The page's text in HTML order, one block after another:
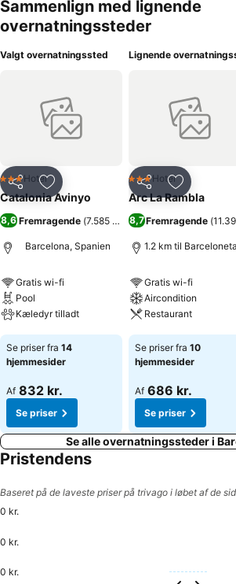
Sammenlign med lignende
overnatningssteder
Valgt overnatningssted
Del Føj til favoritter
3 Stjerner
Hotel
Catalonia Avinyo
8,6 Fremragende (7.585 bedømmelser)
Barcelona, Spanien
Gratis wi-fi
Pool
Kæledyr tilladt
Se priser
Se priser fra 14
hjemmesider
Af 832 kr.
Se priser
Lignende
Del Føj til
3 Stjerner
Hotel
Arc La Rambla
8,7Fremragende (
1.2 km til Barceloneta
Gratis wi-fi
Aircondition
Restaurant
Se priser
Se priser fra 10
hjemmesider
Af 686 kr.
Se priser
Se alle overnatningssteder i
Pristendens
Baseret på de laveste priser på trivago i løbet af de
0 kr.
0 kr.
0 kr.